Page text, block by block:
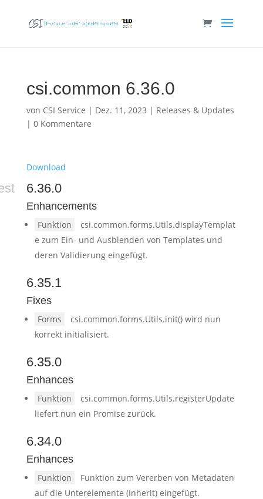
csi.common 6.36.0
von CSI Service | Dez. 11, 2023 | Releases & Updates
| 0 Kommentare
Download
6.36.0
Enhancements
Funktion
csi.common.forms.Utils.displayTemplat
e zum Ein- und Ausblenden von Templates und
deren Validierung eingefügt.
6.35.1
Fixes
Forms
csi.common.forms.Utils.init() wird nun
korrekt initialisiert.
6.35.0
Enhances
Funktion
csi.common.forms.Utils.registerUpdate
liefert nun ein Promise zurück.
6.34.0
Enhances
Funktion
Funktion zum Vererben von Metadaten
auf die Unterelemente (Inherit) eingefügt.